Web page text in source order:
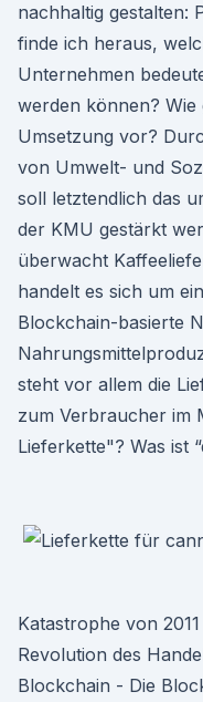
nachhaltig gestalten:
finde ich heraus,
Unternehmen
werden können?
Umsetzung vor?
von Umwelt- und
soll letztendlich das
der KMU gestärkt
überwacht
handelt es sich um
Blockchain-basierte
steht vor allem die
zum Verbraucher im
Lieferkette"? Was ist
Katastrophe von
Revolution des
Blockchain - Die